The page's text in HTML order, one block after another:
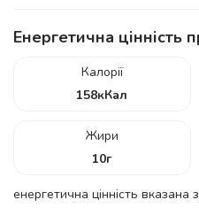
Енергетична цінність
Калорії
158кКал
Жири
10г
енергетична цінність вказана